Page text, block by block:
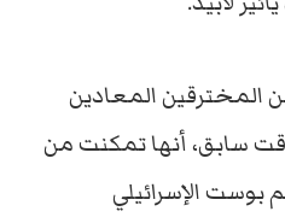
المعادين
وقت سابق، أنها تمكنت من
بوست الإسرائيلي